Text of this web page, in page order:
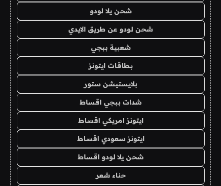
شحن يلا لودو
شحن لودو عن طريق الايدي
شعبية ببجي
بطاقات ايتونز
بلايستيشن ستور
شدات ببجي اقساط
ايتونز امريكي اقساط
ايتونز سعودي اقساط
شحن يلا لودو اقساط
حناء شعر